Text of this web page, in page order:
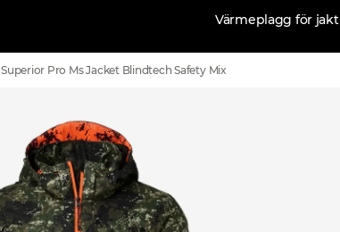
Värmeplagg för
Superior Pro Ms Jacket Blindtech Safety Mix